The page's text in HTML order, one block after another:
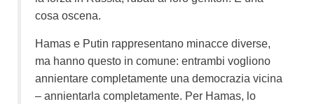
cosa oscena.
Hamas e Putin rappresentano minacce diverse,
ma hanno questo in comune: entrambi vogliono
annientare completamente una democrazia vicina
– annientarla completamente. Per Hamas, lo